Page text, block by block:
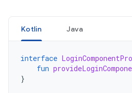
Kotlin Java
interface
fun
}